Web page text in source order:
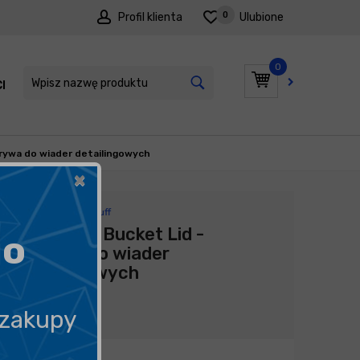
Profil klienta Ulubione
0
0
PROMOCJE
do wiader detailingowych
Producent: Work Stuff
Work Stuff Bucket Lid -
pokrywa do wiader
detailingowych
44,90 zł
×